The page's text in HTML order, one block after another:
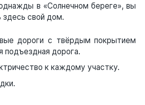
в «Солнечном береге», вы
здесь свой дом.
дороги с твёрдым покрытием
подъездная дорога.
к каждому участку.